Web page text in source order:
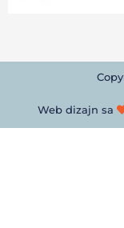
Web dizajn sa